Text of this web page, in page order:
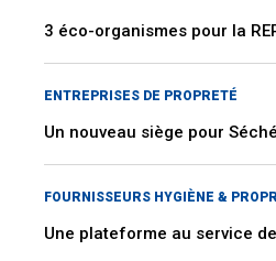
3 éco-organismes pour la
ENTREPRISES DE PROPRETÉ
Un nouveau siège pour Séché
FOURNISSEURS HYGIÈNE &
Une plateforme au service de